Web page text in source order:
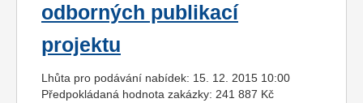
odborných publikací
projektu
Lhůta pro podávání nabídek: 15. 12. 2015 10:00
Předpokládaná hodnota zakázky: 241 887 Kč